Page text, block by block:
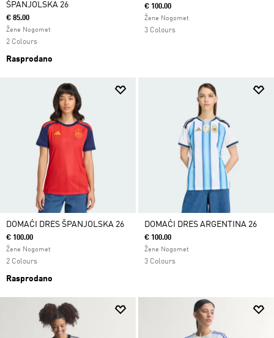
ŠPANJOLSKA 26
€ 85.00
Žene Nogomet
2 Colours
Rasprodano
€ 100.00
Žene Nogomet
3 Colours
DOMAĆI DRES ŠPANJOLSKA 26
€ 100.00
Žene Nogomet
2 Colours
Rasprodano
DOMAĆI DRES ARGENTINA 26
€ 100.00
Žene Nogomet
3 Colours